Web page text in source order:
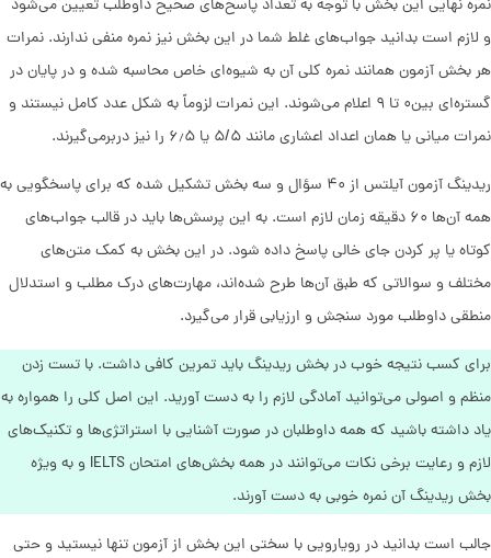
نمره نهایی این بخش با توجه به تعداد پاسخ‌های صحیح داوطلب تعیین می‌شود
و لازم است بدانید جواب‌های غلط شما در این بخش نیز نمره منفی ندارند. نمرات
هر بخش آزمون همانند نمره ‌کلی آن به شیوه‌ای خاص محاسبه شده و در پایان در
گستره‌ای بین۰ تا ۹ اعلام می‌شوند. این نمرات لزوماً به شکل عدد کامل نیستند و
نمرات میانی یا همان اعداد اعشاری مانند ۵/۵ یا ۶٫۵ را نیز دربرمی‌گیرند.
ریدینگ آزمون آیلتس از ۴۰ سؤال و سه بخش تشکیل شده که برای پاسخگویی به
همه آن‌ها ۶۰ دقیقه زمان لازم است. به این پرسش‌ها باید در قالب جواب‌های
کوتاه یا پر کردن جای خالی پاسخ داده شود. در این بخش به کمک متن‌های
مختلف و سوالاتی که طبق آن‌ها طرح شده‌اند، مهارت‌های درک مطلب و استدلال
منطقی داوطلب مورد سنجش و ارزیابی قرار می‌گیرد.
برای کسب نتیجه خوب در بخش ریدینگ باید تمرین کافی داشت. با تست زدن
منظم و اصولی می‌توانید آمادگی لازم را به دست آورید. این اصل کلی را همواره به
یاد داشته باشید که همه داوطلبان در صورت آشنایی با استراتژی‌ها و تکنیک‌های
لازم و رعایت برخی نکات می‌توانند در همه بخش‌های امتحان IELTS و به ویژه
بخش ریدینگ آن نمره خوبی به دست آورند.
جالب است بدانید در رویارویی با سختی این بخش از آزمون تنها نیستید و حتی